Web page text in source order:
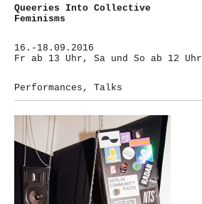
Queeries Into Collective
Feminisms
16.-18.09.2016
Fr ab 13 Uhr, Sa und So ab 12 Uhr
Performances, Talks